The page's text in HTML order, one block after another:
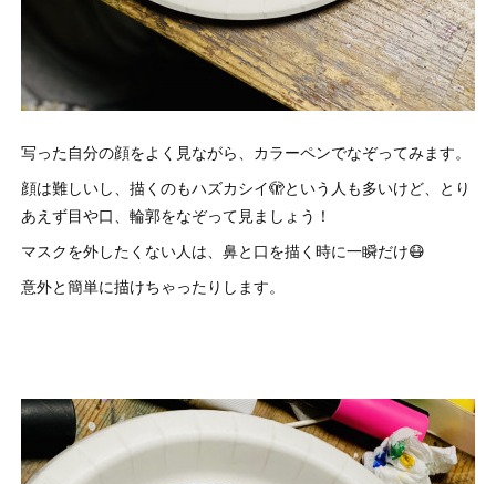
写った自分の顔をよく見ながら、カラーペンでなぞってみます。
顔は難しいし、描くのもハズカシイ🫣という人も多いけど、とり
あえず目や口、輪郭をなぞって見ましょう！
マスクを外したくない人は、鼻と口を描く時に一瞬だけ😷
意外と簡単に描けちゃったりします。